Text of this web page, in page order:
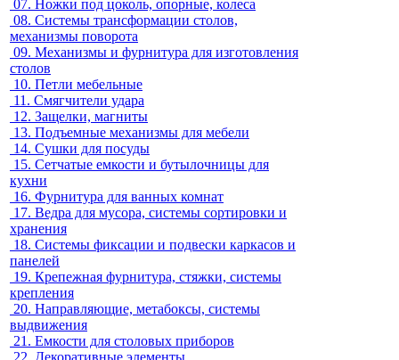
07. Ножки под цоколь, опорные, колеса
08. Системы трансформации столов,
механизмы поворота
09. Механизмы и фурнитура для изготовления
столов
10. Петли мебельные
11. Смягчители удара
12. Защелки, магниты
13. Подъемные механизмы для мебели
14. Сушки для посуды
15. Сетчатые емкости и бутылочницы для
кухни
16. Фурнитура для ванных комнат
17. Ведра для мусора, системы сортировки и
хранения
18. Системы фиксации и подвески каркасов и
панелей
19. Крепежная фурнитура, стяжки, системы
крепления
20. Направляющие, метабоксы, системы
выдвижения
21. Емкости для столовых приборов
22. Декоративные элементы